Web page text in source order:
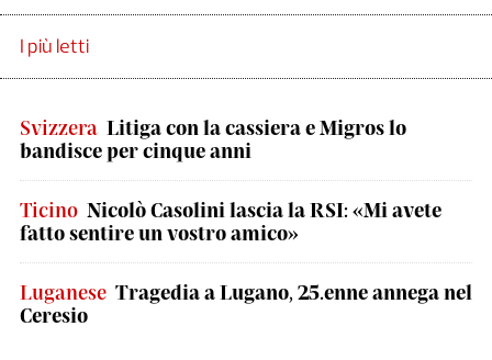
I più letti
Svizzera Litiga con la cassiera e Migros lo
bandisce per cinque anni
Ticino Nicolò Casolini lascia la RSI: «Mi avete
fatto sentire un vostro amico»
Luganese Tragedia a Lugano, 25.enne annega nel
Ceresio